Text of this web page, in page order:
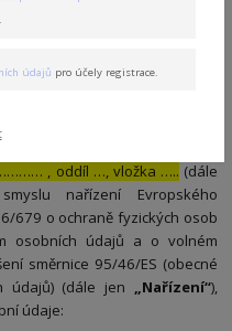
zákaznické
, oddíl …, vložka ….. (dále
nařízení Evropského
679 o ochraně fyzických osob
osobních údajů a o volném
směrnice 95/46/ES (obecné
údajů) (dále jen
„Nařízení“),
údaje:
.
údajů pro účely registrace.